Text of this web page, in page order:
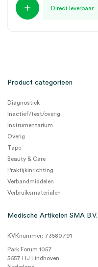
Direct leverbaar
Product categorieën
Diagnostiek
Inactief/test/overig
Instrumentarium
Overig
Tape
Beauty & Care
Praktijkinrichting
Verbandmiddelen
Verbruiksmaterialen
Medische Artikelen SMA B.V.
KVKnummer: 73580791
Park Forum 1057
5657 HJ Eindhoven